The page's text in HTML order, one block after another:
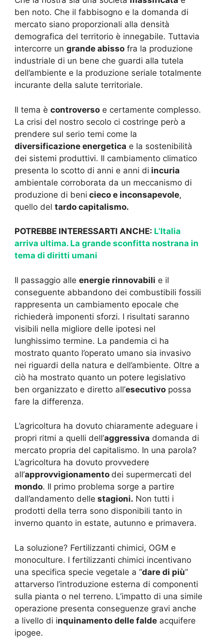
ben noto. Che il fabbisogno e la domanda di
mercato siano proporzionali alla densità
demografica del territorio è innegabile. Tuttavia
intercorre un grande abisso fra la produzione
industriale di un bene che guardi alla tutela
dell’ambiente e la produzione seriale totalmente
incurante della salute territoriale.
Il tema è controverso e certamente complesso.
La crisi del nostro secolo ci costringe però a
prendere sul serio temi come la
diversificazione energetica e la sostenibilità
dei sistemi produttivi. Il cambiamento climatico
presenta lo scotto di anni e anni di incuria
ambientale corroborata da un meccanismo di
produzione di beni cieco e inconsapevole,
quello del tardo capitalismo.
POTREBBE INTERESSARTI ANCHE: L’Italia
arriva ultima. La grande sconfitta nostrana in
tema di diritti umani
Il passaggio alle energie rinnovabili e il
conseguente abbandono dei combustibili fossili
rappresenta un cambiamento epocale che
richiederà imponenti sforzi. I risultati saranno
visibili nella migliore delle ipotesi nel
lunghissimo termine. La pandemia ci ha
mostrato quanto l’operato umano sia invasivo
nei riguardi della natura e dell’ambiente. Oltre a
ciò ha mostrato quanto un potere legislativo
ben organizzato e diretto all’esecutivo possa
fare la differenza.
L’agricoltura ha dovuto chiaramente adeguare i
propri ritmi a quelli dell’aggressiva domanda di
mercato propria del capitalismo. In una parola?
L’agricoltura ha dovuto provvedere
all’approvvigionamento dei supermercati del
mondo. Il primo problema sorge a partire
dall’andamento delle stagioni. Non tutti i
prodotti della terra sono disponibili tanto in
inverno quanto in estate, autunno e primavera.
La soluzione? Fertilizzanti chimici, OGM e
monoculture. I fertilizzanti chimici incentivano
una specifica specie vegetale a “dare di più”
attarverso l’introduzione esterna di componenti
sulla pianta o nel terreno. L’impatto di una simile
operazione presenta conseguenze gravi anche
a livello di inquinamento delle falde acquifere
ipogee.